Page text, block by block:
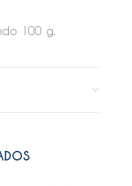
100 g.